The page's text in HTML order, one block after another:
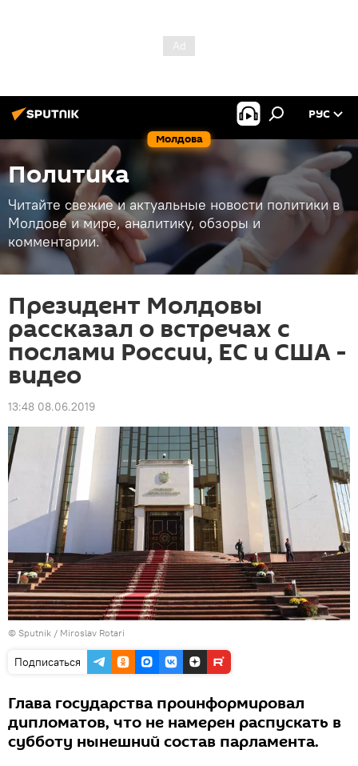
Молдова
РУС
Политика
Читайте свежие и актуальные новости политики в
Молдове и мире, аналитику, обзоры и
комментарии.
Президент Молдовы
рассказал о встречах с
послами России, ЕС и США -
видео
13:48 08.06.2019
© Sputnik / Miroslav Rotari
Подписаться
Глава государства проинформировал
дипломатов, что не намерен распускать в
субботу нынешний состав парламента.